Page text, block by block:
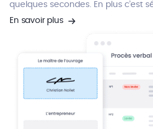
quelques secondes. En plus c’est
En savoir plus